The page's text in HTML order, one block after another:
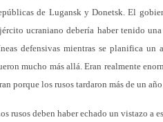
de Lugansk y Donetsk. El
ucraniano debería haber tenido
defensivas mientras se planifica un
mucho más allá. Eran realmente
porque los rusos tardaron más de un
rusos deben haber echado un vistazo a